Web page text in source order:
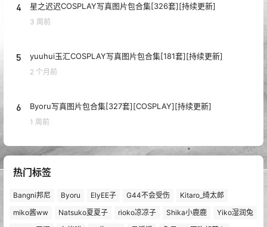
4 星之迟迟COSPLAY写真图片包合集[326套][持续更新]
3 周前
5 yuuhui玉汇COSPLAY写真图片包合集[181套][持续更新]
2 个月前
6 Byoru写真图片包合集[327套][COSPLAY][持续更新]
1 周前
热门标签
Bangni邦尼 Byoru ElyEE子 G44不会受伤
Kitaro_绮太郎
miko酱ww
Natsuko夏夏子 rioko凉凉子 Shika小鹿鹿
Yiko湿润兔